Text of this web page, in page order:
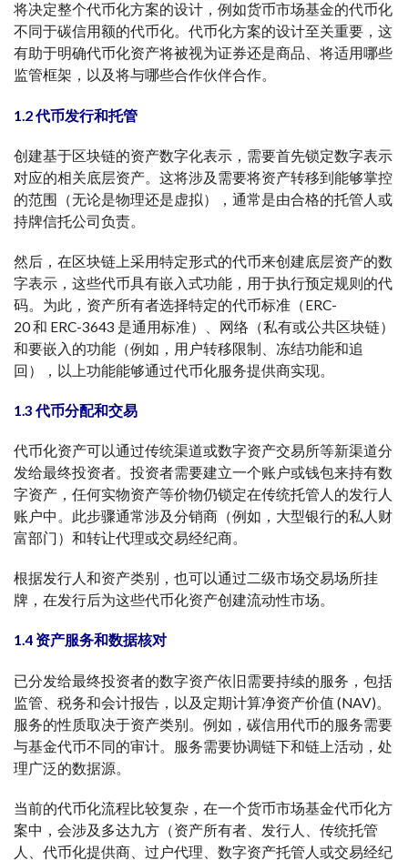
将决定整个代币化方案的设计，例如货币市场基金的代币化
不同于碳信用额的代币化。代币化方案的设计至关重要，这
有助于明确代币化资产将被视为证券还是商品、将适用哪些
监管框架，以及将与哪些合作伙伴合作。
1.2 代币发行和托管
创建基于区块链的资产数字化表示，需要首先锁定数字表示
对应的相关底层资产。这将涉及需要将资产转移到能够掌控
的范围（无论是物理还是虚拟），通常是由合格的托管人或
持牌信托公司负责。
然后，在区块链上采用特定形式的代币来创建底层资产的数
字表示，这些代币具有嵌入式功能，用于执行预定规则的代
码。为此，资产所有者选择特定的代币标准（ERC-
20 和 ERC-3643 是通用标准）、网络（私有或公共区块链）
和要嵌入的功能（例如，用户转移限制、冻结功能和追
回），以上功能能够通过代币化服务提供商实现。
1.3 代币分配和交易
代币化资产可以通过传统渠道或数字资产交易所等新渠道分
发给最终投资者。投资者需要建立一个账户或钱包来持有数
字资产，任何实物资产等价物仍锁定在传统托管人的发行人
账户中。此步骤通常涉及分销商（例如，大型银行的私人财
富部门）和转让代理或交易经纪商。
根据发行人和资产类别，也可以通过二级市场交易场所挂
牌，在发行后为这些代币化资产创建流动性市场。
1.4 资产服务和数据核对
已分发给最终投资者的数字资产依旧需要持续的服务，包括
监管、税务和会计报告，以及定期计算净资产价值 (NAV)。
服务的性质取决于资产类别。例如，碳信用代币的服务需要
与基金代币不同的审计。服务需要协调链下和链上活动，处
理广泛的数据源。
当前的代币化流程比较复杂，在一个货币市场基金代币化方
案中，会涉及多达九方（资产所有者、发行人、传统托管
人、代币化提供商、过户代理、数字资产托管人或交易经纪